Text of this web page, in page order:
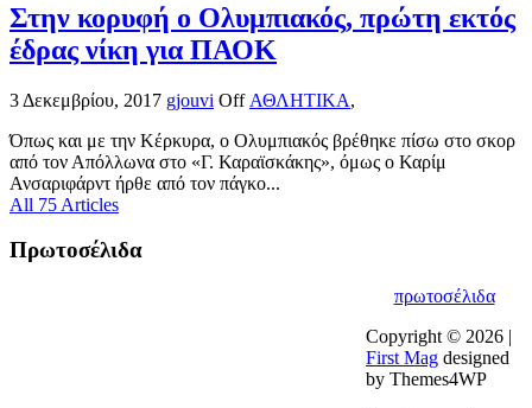
Στην κορυφή ο Ολυμπιακός, πρώτη εκτός
έδρας νίκη για ΠΑΟΚ
3 Δεκεμβρίου, 2017 gjouvi Off ΑΘΛΗΤΙΚΑ,
Όπως και με την Κέρκυρα, ο Ολυμπιακός βρέθηκε πίσω στο σκορ
από τον Απόλλωνα στο «Γ. Καραϊσκάκης», όμως ο Καρίμ
Ανσαριφάρντ ήρθε από τον πάγκο...
All 75 Articles
Πρωτοσέλιδα
πρωτοσέλιδα
Copyright © 2026 |
First Mag designed
by Themes4WP